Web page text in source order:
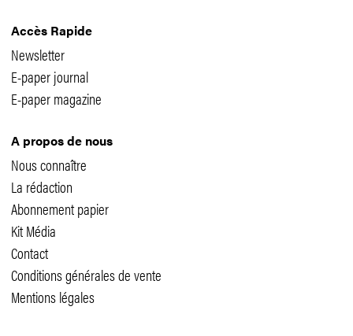
Accès Rapide
Newsletter
E-paper journal
E-paper magazine
A propos de nous
Nous connaître
La rédaction
Abonnement papier
Kit Média
Contact
Conditions générales de vente
Mentions légales